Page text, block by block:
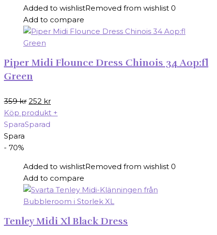
Added to wishlistRemoved from wishlist 0
Add to compare
Piper Midi Flounce Dress Chinois 34 Aop:fl
Green
359kr Det
ursprungliga
priset
252 krDet
nuvarande
Köp produkt +
SparaSparad
Spara
- 70%
Added to wishlistRemoved from wishlist 0
Add to compare
Tenley Midi Xl Black Dress